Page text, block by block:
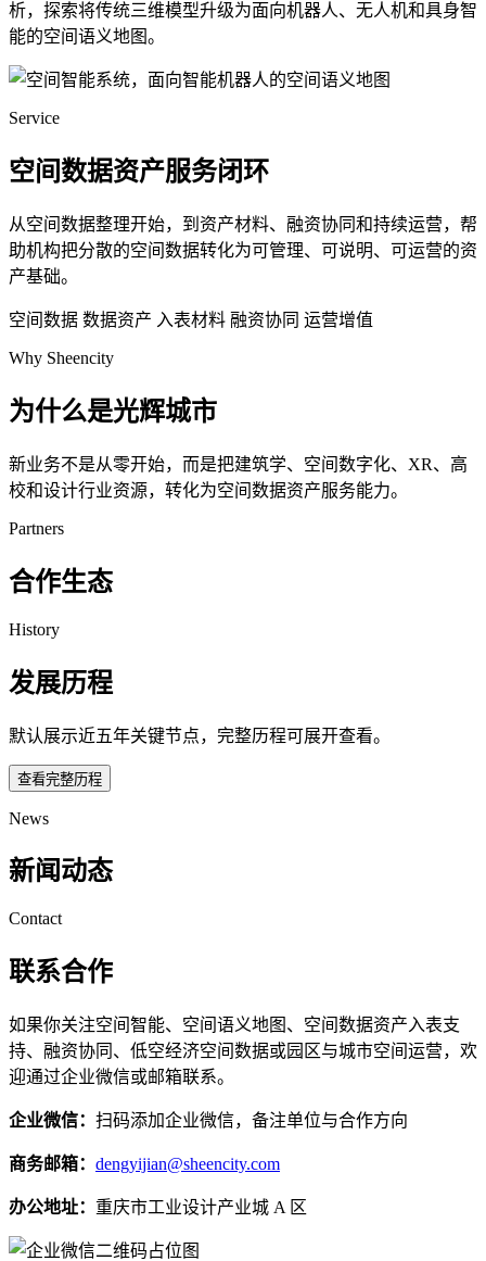
析，探索将传统三维模型升级为面向机器人、无人机和具身智
能的空间语义地图。
Service
空间数据资产服务闭环
从空间数据整理开始，到资产材料、融资协同和持续运营，帮
助机构把分散的空间数据转化为可管理、可说明、可运营的资
产基础。
空间数据 数据资产 入表材料 融资协同 运营增值
Why Sheencity
为什么是光辉城市
新业务不是从零开始，而是把建筑学、空间数字化、XR、高
校和设计行业资源，转化为空间数据资产服务能力。
Partners
合作生态
History
发展历程
默认展示近五年关键节点，完整历程可展开查看。
查看完整历程
News
新闻动态
Contact
联系合作
如果你关注空间智能、空间语义地图、空间数据资产入表支
持、融资协同、低空经济空间数据或园区与城市空间运营，欢
迎通过企业微信或邮箱联系。
企业微信： 扫码添加企业微信，备注单位与合作方向
商务邮箱： dengyijian@sheencity.com
办公地址： 重庆市工业设计产业城 A 区